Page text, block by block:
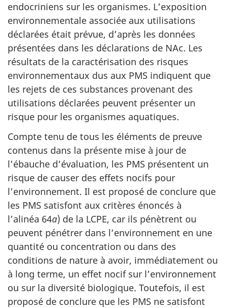
endocriniens sur les organismes. L’exposition
environnementale associée aux utilisations
déclarées était prévue, d’après les données
présentées dans les déclarations de NAc. Les
résultats de la caractérisation des risques
environnementaux dus aux PMS indiquent que
les rejets de ces substances provenant des
utilisations déclarées peuvent présenter un
risque pour les organismes aquatiques.
Compte tenu de tous les éléments de preuve
contenus dans la présente mise à jour de
l’ébauche d’évaluation, les PMS présentent un
risque de causer des effets nocifs pour
l’environnement. Il est proposé de conclure que
les PMS satisfont aux critères énoncés à
l’alinéa 64a) de la LCPE, car ils pénètrent ou
peuvent pénétrer dans l’environnement en une
quantité ou concentration ou dans des
conditions de nature à avoir, immédiatement ou
à long terme, un effet nocif sur l’environnement
ou sur la diversité biologique. Toutefois, il est
proposé de conclure que les PMS ne satisfont